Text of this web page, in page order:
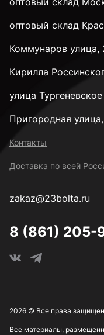
оптовый склад
Коммунаров улица,
Кирилла
улица
Пригородная
Контакты
Доставка по всей
zakaz@23bolta.ru
8 (861) 205-
Все материалы,
2026 © Все права